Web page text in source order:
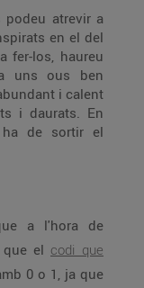
podeu atrevir a
en el del
fer-los, haureu
uns ous ben
i calent
i daurats. En
ha de sortir el
a l'hora de
el codi que
0 o 1, ja que